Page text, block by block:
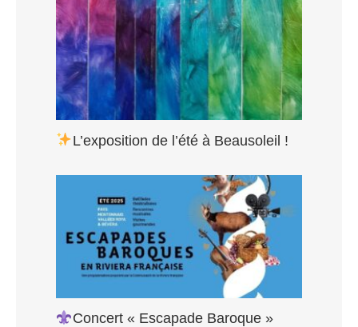
L’exposition de l’été à Beausoleil !
Concert « Escapade Baroque »